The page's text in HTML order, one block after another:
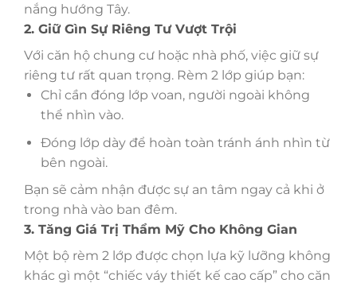
nắng hướng Tây.
2. Giữ Gìn Sự Riêng Tư Vượt Trội
Với căn hộ chung cư hoặc nhà phố, việc giữ sự
riêng tư rất quan trọng. Rèm 2 lớp giúp bạn:
Chỉ cần đóng lớp voan, người ngoài không
thể nhìn vào.
Đóng lớp dày để hoàn toàn tránh ánh nhìn từ
bên ngoài.
Bạn sẽ cảm nhận được sự an tâm ngay cả khi ở
trong nhà vào ban đêm.
3. Tăng Giá Trị Thẩm Mỹ Cho Không Gian
Một bộ rèm 2 lớp được chọn lựa kỹ lưỡng không
khác gì một “chiếc váy thiết kế cao cấp” cho căn